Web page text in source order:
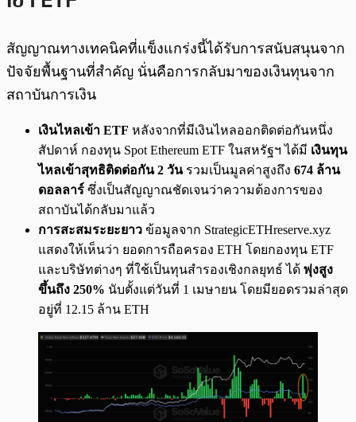
สัญญาณทางเทคนิคที่แข็งแกร่งนี้ได้รับการสนับสนุนจาก
ปัจจัยพื้นฐานที่สำคัญ นั่นคือการกลับมาของเงินทุนจาก
สถาบันการเงิน
เงินไหลเข้า ETF หลังจากที่มีเงินไหลออกติดต่อกันหนึ่ง
สัปดาห์ กองทุน Spot Ethereum ETF ในสหรัฐฯ ได้มี เงินทุน
ไหลเข้าสุทธิติดต่อกัน 2 วันรวมเป็นมูลค่าสูงถึง 674 ล้าน
ดอลลาร์ ซึ่งเป็นสัญญาณชัดเจนว่าความต้องการของ
สถาบันได้กลับมาแล้ว
การสะสมระยะยาว ข้อมูลจาก StrategicETHreserve.xyz
แสดงให้เห็นว่า ยอดการถือครอง ETH โดยกองทุน ETF
และบริษัทต่างๆ ที่ใช้เป็นทุนสำรองเชิงกลยุทธ์ ได้ พุ่งสูง
ขึ้นถึง 250% นับตั้งแต่วันที่ 1 เมษายน โดยมียอดรวมล่าสุด
อยู่ที่ 12.15 ล้าน ETH